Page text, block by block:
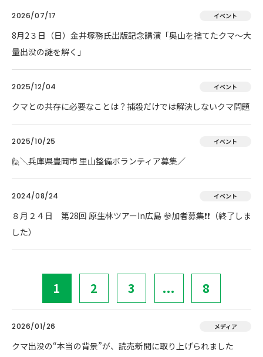
2026/07/17 イベント
8月2３日（日）金井塚務氏出版記念講演「奥山を捨てたクマ～大
量出没の謎を解く」
2025/12/04 イベント
クマとの共存に必要なことは？捕殺だけでは解決しないクマ問題
2025/10/25 イベント
🙋＼兵庫県豊岡市 里山整備ボランティア募集／
2024/08/24 イベント
８月２４日 第28回 原生林ツアーIn広島 参加者募集❗❗（終了しま
した）
1 2 3 ... 8
2026/01/26 メディア
クマ出没の“本当の背景”が、読売新聞に取り上げられました